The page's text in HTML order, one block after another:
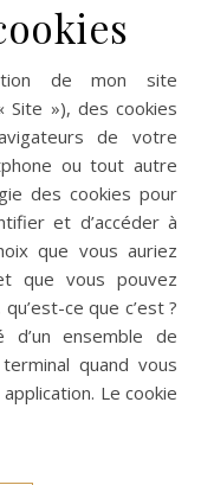
Site »), des cookies
de votre
ou tout autre
des cookies pour
et d’accéder à
que vous auriez
que vous pouvez
ce que c’est ?
ensemble de
quand vous
Le cookie